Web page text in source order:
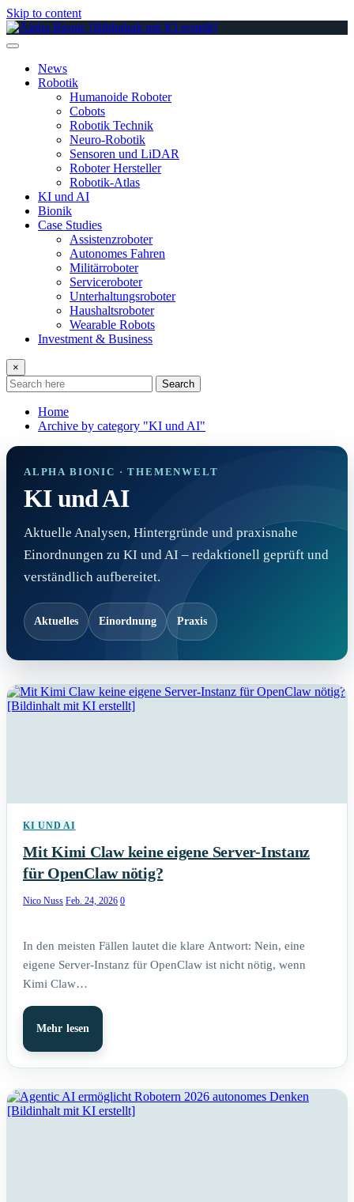
Skip to content
News
Robotik
Humanoide Roboter
Cobots
Robotik Technik
Neuro-Robotik
Sensoren und LiDAR
Roboter Hersteller
Robotik-Atlas
KI und AI
Bionik
Case Studies
Assistenzroboter
Autonomes Fahren
Militärroboter
Serviceroboter
Unterhaltungsroboter
Haushaltsroboter
Wearable Robots
Investment & Business
×
Search
Home
Archive by category "KI und AI"
ALPHA BIONIC · THEMENWELT
KI und AI
Aktuelle Analysen, Hintergründe und praxisnahe
Einordnungen zu KI und AI – redaktionell geprüft und
verständlich aufbereitet.
Aktuelles Einordnung Praxis
KI UND AI
Mit Kimi Claw keine eigene Server-Instanz
für OpenClaw nötig?
Nico Nuss Feb. 24, 2026 0
In den meisten Fällen lautet die klare Antwort: Nein, eine
eigene Server-Instanz für OpenClaw ist nicht nötig, wenn
Kimi Claw…
Mehr lesen